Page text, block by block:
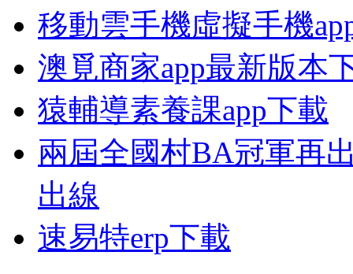
移動雲手機虛擬手機
澳覓商家app最新版本
猿輔導素養課app下載
兩屆全國村BA冠軍再
出線
速易特erp下載